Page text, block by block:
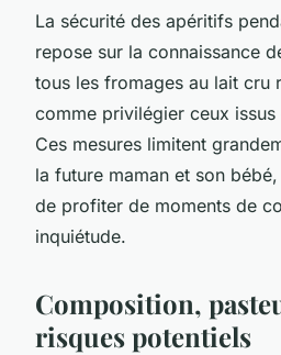
La sécurité des apéritifs
repose sur la connaissance
tous les fromages au lait cru
comme privilégier ceux
Ces mesures limitent
la future maman et son
de profiter de moments de
inquiétude.
Composition,
risques potentiels